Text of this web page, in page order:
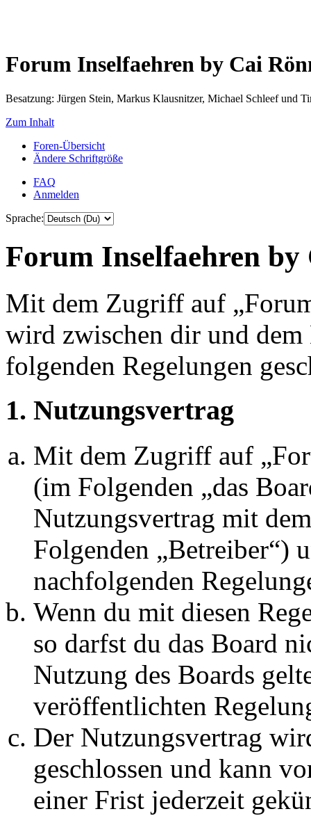
Forum Inselfaehren by Cai
Besatzung: Jürgen Stein, Markus Klausnitzer, Michael Schleef und
Zum Inhalt
Foren-Übersicht
Ändere Schriftgröße
FAQ
Anmelden
Sprache:
Forum Inselfaehren
Mit dem Zugriff auf
wird zwischen dir und
folgenden Regelungen
1. Nutzungsvertrag
Mit dem Zugriff auf
(im Folgenden „das
Nutzungsvertrag mit
Folgenden „Betreiber“)
nachfolgenden
Wenn du mit diesen
so darfst du das Board
Nutzung des Boards
veröffentlichten
Der Nutzungsvertrag
geschlossen und kann
einer Frist jederzeit